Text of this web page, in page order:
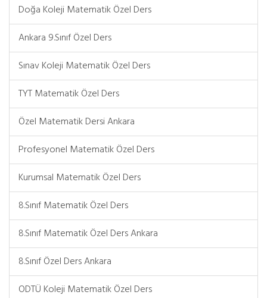
Doğa Koleji Matematik Özel Ders
Ankara 9.Sınıf Özel Ders
Sınav Koleji Matematik Özel Ders
TYT Matematik Özel Ders
Özel Matematik Dersi Ankara
Profesyonel Matematik Özel Ders
Kurumsal Matematik Özel Ders
8.Sınıf Matematik Özel Ders
8.Sınıf Matematik Özel Ders Ankara
8.Sınıf Özel Ders Ankara
ODTÜ Koleji Matematik Özel Ders